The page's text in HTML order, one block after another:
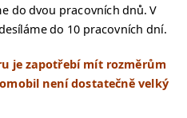
do dvou pracovních dnů. V
do 10 pracovních dní.
je zapotřebí mít rozměrům
není dostatečně velký